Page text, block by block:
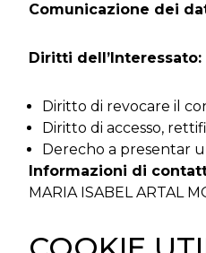
Comunicazione dei
Diritti dell’Interessato:
Diritto di revocare il
Diritto di accesso,
Derecho a presentar
Informazioni di
MARIA ISABEL ARTAL